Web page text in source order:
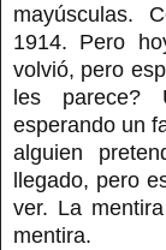
mayúsculas.
1914. Pero
volvió, pero
les parece?
esperando un
alguien
llegado, pero
ver. La
mentira.